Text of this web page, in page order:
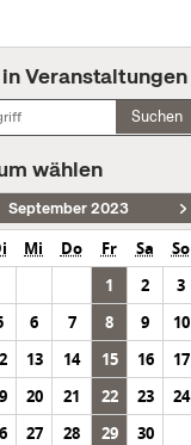
Veranstaltungen
Suchen
wählen
September 2023
Mi Do Fr Sa
So
1
2
3
6 7 8 9
10
13 14 15 16
17
20 21 22 23
24
27 28 29 30